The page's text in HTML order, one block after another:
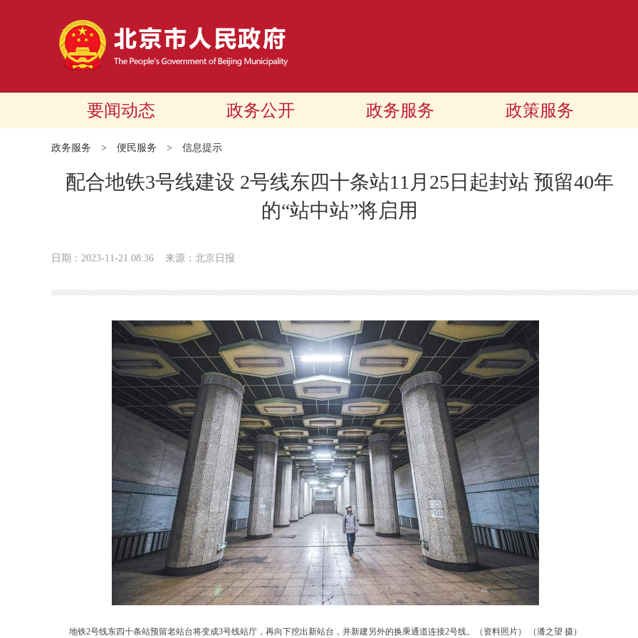
要闻动态 政务公开 政务服务 政策服务
政务服务 > 便民服务 > 信息提示
配合地铁3号线建设 2号线东四十条站11月25日起封站 预留40年
的“站中站”将启用
日期：2023-11-21 08:36 来源：北京日报
地铁2号线东四十条站预留老站台将变成3号线站厅，再向下挖出新站台，并新建另外的换乘通道连接2号线。（资料照片） （潘之望 摄）